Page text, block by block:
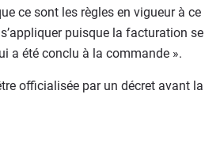
ce sont les règles en vigueur à ce
puisque la facturation se
a été conclu à la commande ».
officialisée par un décret avant la